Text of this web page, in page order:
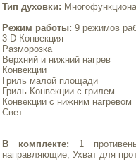
Тип духовки:
Режим работы:9 режимов
3-D Конвекция
Разморозка
Верхний и нижний нагрев
Конвекции
Гриль малой площади
Гриль Конвекции с грилем
Конвекции с нижним нагревом
Свет.
В комплекте: 1
направляющие, Ухват для